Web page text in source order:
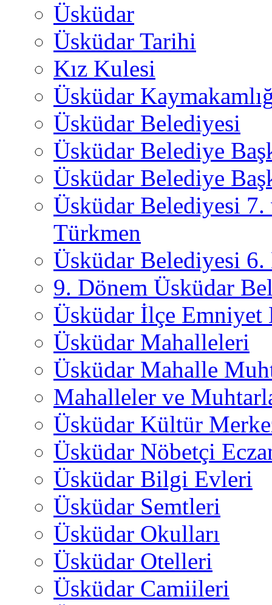
Üsküdar
Üsküdar Tarihi
Kız Kulesi
Üsküdar
Üsküdar Belediyesi
Üsküdar Belediye
Üsküdar Belediye
Üsküdar Belediyesi
Türkmen
Üsküdar Belediyesi 6.
9. Dönem Üsküdar
Üsküdar İlçe
Üsküdar Mahalleleri
Üsküdar Mahalle
Mahalleler ve
Üsküdar Kültür
Üsküdar Nöbetçi
Üsküdar Bilgi Evleri
Üsküdar Semtleri
Üsküdar Okulları
Üsküdar Otelleri
Üsküdar Camiileri